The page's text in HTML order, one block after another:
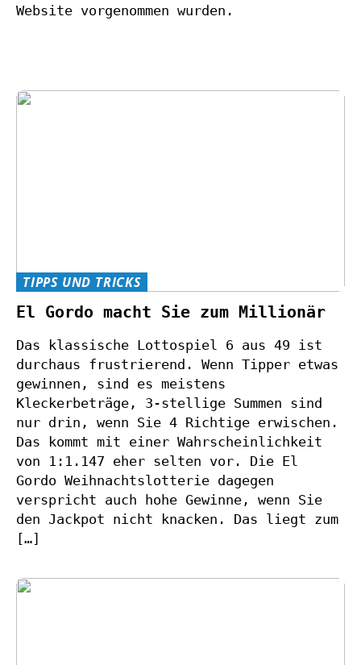
Website vorgenommen wurden.
TIPPS UND TRICKS
El Gordo macht Sie zum Millionär
Das klassische Lottospiel 6 aus 49 ist
durchaus frustrierend. Wenn Tipper etwas
gewinnen, sind es meistens
Kleckerbeträge, 3-stellige Summen sind
nur drin, wenn Sie 4 Richtige erwischen.
Das kommt mit einer Wahrscheinlichkeit
von 1:1.147 eher selten vor. Die El
Gordo Weihnachtslotterie dagegen
verspricht auch hohe Gewinne, wenn Sie
den Jackpot nicht knacken. Das liegt zum
[…]